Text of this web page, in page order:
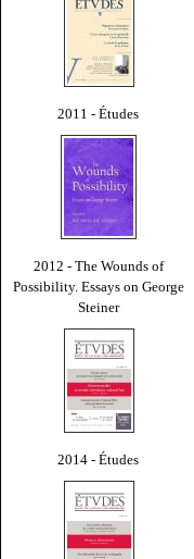
2011 - Études
2012 - The Wounds of
Possibility. Essays on George
Steiner
2014 - Études